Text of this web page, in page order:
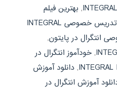
, بهترین فیلم
تدریس خصوصی INTEGRAL
انتگرال در پایتون,
, خودآموز انتگرال در
, دانلود آموزش
آموزش انتگرال در